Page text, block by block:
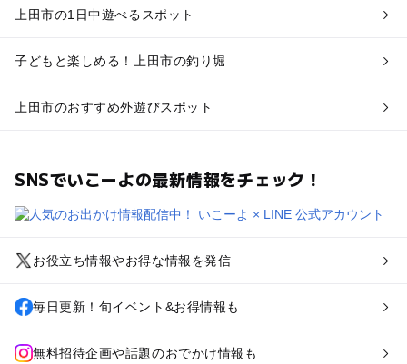
上田市の1日中遊べるスポット
子どもと楽しめる！上田市の釣り堀
上田市のおすすめ外遊びスポット
SNSでいこーよの最新情報をチェック！
お役立ち情報やお得な情報を発信
毎日更新！旬イベント&お得情報も
無料招待企画や話題のおでかけ情報も